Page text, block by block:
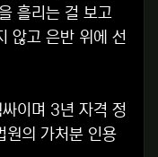
흘리는 걸 보고
않고 은반 위에 선
이며 3년 자격 정
원의 가처분 인용